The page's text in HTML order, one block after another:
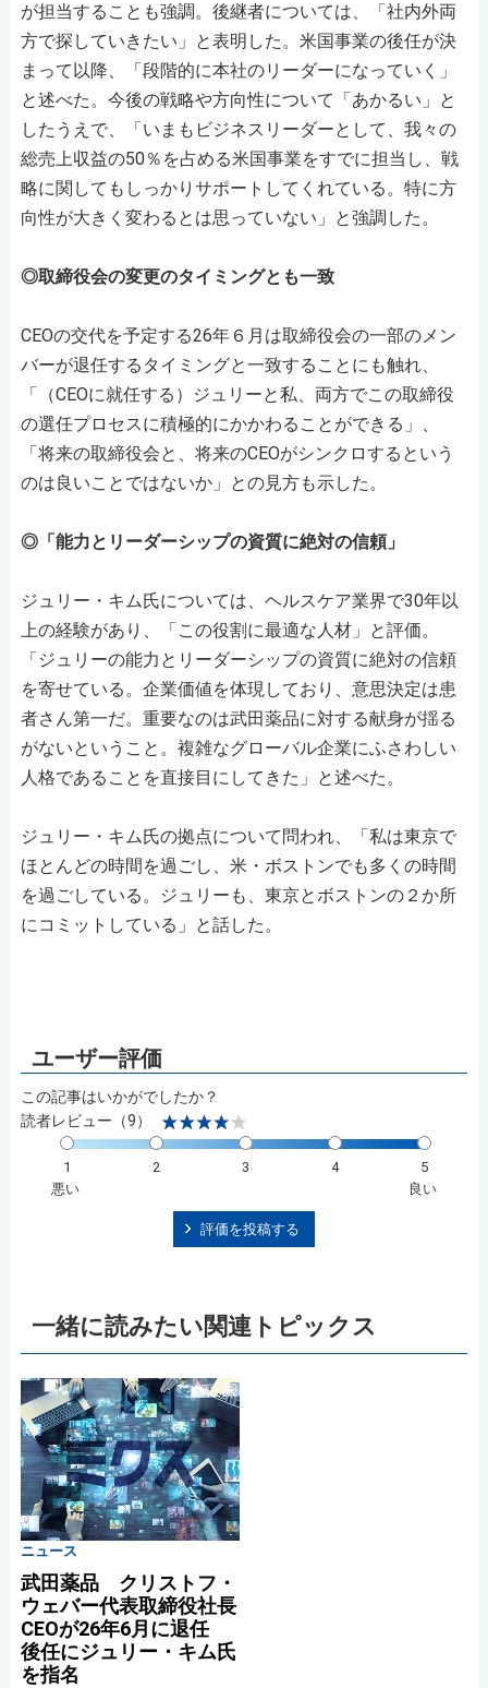
が担当することも強調。後継者については、「社内外両
方で探していきたい」と表明した。米国事業の後任が決
まって以降、「段階的に本社のリーダーになっていく」
と述べた。今後の戦略や方向性について「あかるい」と
したうえで、「いまもビジネスリーダーとして、我々の
総売上収益の50％を占める米国事業をすでに担当し、戦
略に関してもしっかりサポートしてくれている。特に方
向性が大きく変わるとは思っていない」と強調した。
◎取締役会の変更のタイミングとも一致
CEOの交代を予定する26年６月は取締役会の一部のメン
バーが退任するタイミングと一致することにも触れ、
「（CEOに就任する）ジュリーと私、両方でこの取締役
の選任プロセスに積極的にかかわることができる」、
「将来の取締役会と、将来のCEOがシンクロするという
のは良いことではないか」との見方も示した。
◎「能力とリーダーシップの資質に絶対の信頼」
ジュリー・キム氏については、ヘルスケア業界で30年以
上の経験があり、「この役割に最適な人材」と評価。
「ジュリーの能力とリーダーシップの資質に絶対の信頼
を寄せている。企業価値を体現しており、意思決定は患
者さん第一だ。重要なのは武田薬品に対する献身が揺る
がないということ。複雑なグローバル企業にふさわしい
人格であることを直接目にしてきた」と述べた。
ジュリー・キム氏の拠点について問われ、「私は東京で
ほとんどの時間を過ごし、米・ボストンでも多くの時間
を過ごしている。ジュリーも、東京とボストンの２か所
にコミットしている」と話した。
この記事はいかがでしたか？
読者レビュー（9）
1 2 3 4
5
悪い
良い
評価を投稿する
一緒に読みたい関連トピックス
ニュース
武田薬品 クリストフ・
ウェバー代表取締役社長
CEOが26年6月に退任
後任にジュリー・キム氏
を指名